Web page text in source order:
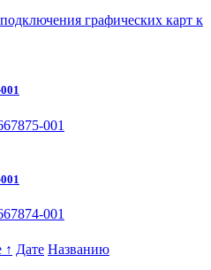
↑ Дате Названию